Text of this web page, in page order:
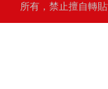
所有，禁止擅自轉